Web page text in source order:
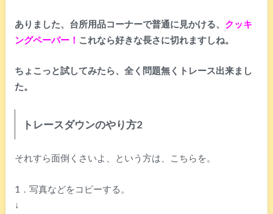
ありました、台所用品コーナーで普通に見かける、 クッキ
ングペーパー！ これなら好きな長さに切れますしね。
ちょこっと試してみたら、全く問題無くトレース出来まし
た。
トレースダウンのやり方2
それすら面倒くさいよ、という方は、こちらを。
1．写真などをコピーする。
↓